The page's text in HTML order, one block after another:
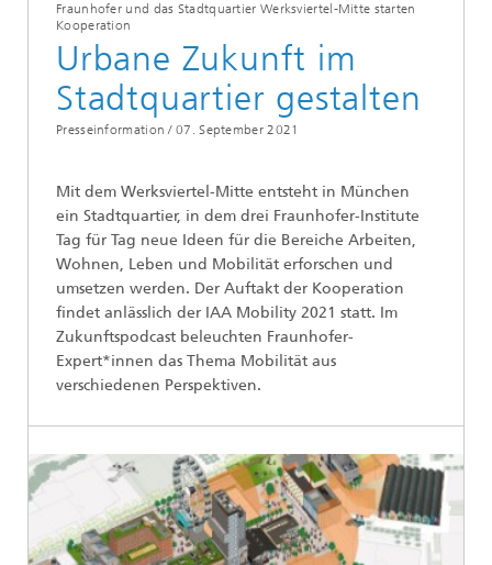
Fraunhofer und das Stadtquartier Werksviertel-Mitte starten
Kooperation
Urbane Zukunft im
Stadtquartier gestalten
Presseinformation / 07. September 2021
Mit dem Werksviertel-Mitte entsteht in München
ein Stadtquartier, in dem drei Fraunhofer-Institute
Tag für Tag neue Ideen für die Bereiche Arbeiten,
Wohnen, Leben und Mobilität erforschen und
umsetzen werden. Der Auftakt der Kooperation
findet anlässlich der IAA Mobility 2021 statt. Im
Zukunftspodcast beleuchten Fraunhofer-
Expert*innen das Thema Mobilität aus
verschiedenen Perspektiven.